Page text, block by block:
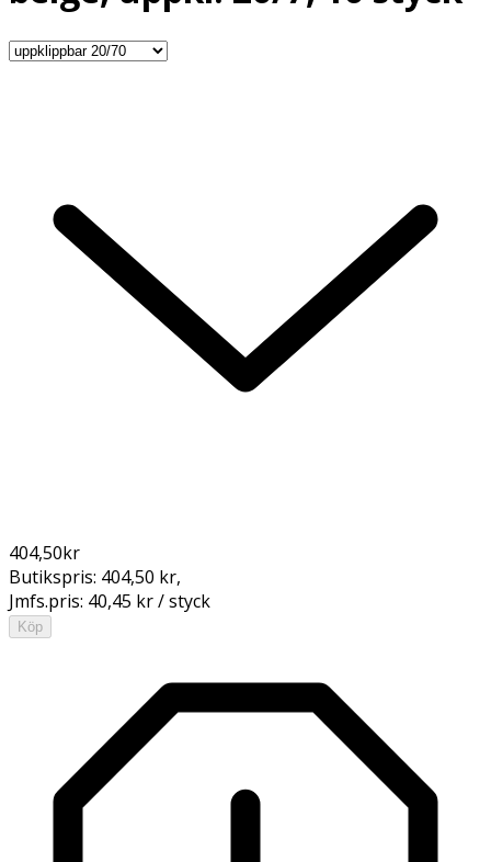
404,50kr
Butikspris: 404,50 kr,
Jmfs.pris: 40,45 kr / styck
Köp